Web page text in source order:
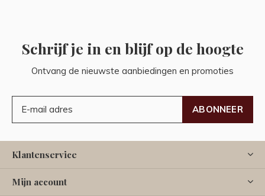
Schrijf je in en blijf op de hoogte
Ontvang de nieuwste aanbiedingen en promoties
ABONNEER
Klantenservice
Mijn account